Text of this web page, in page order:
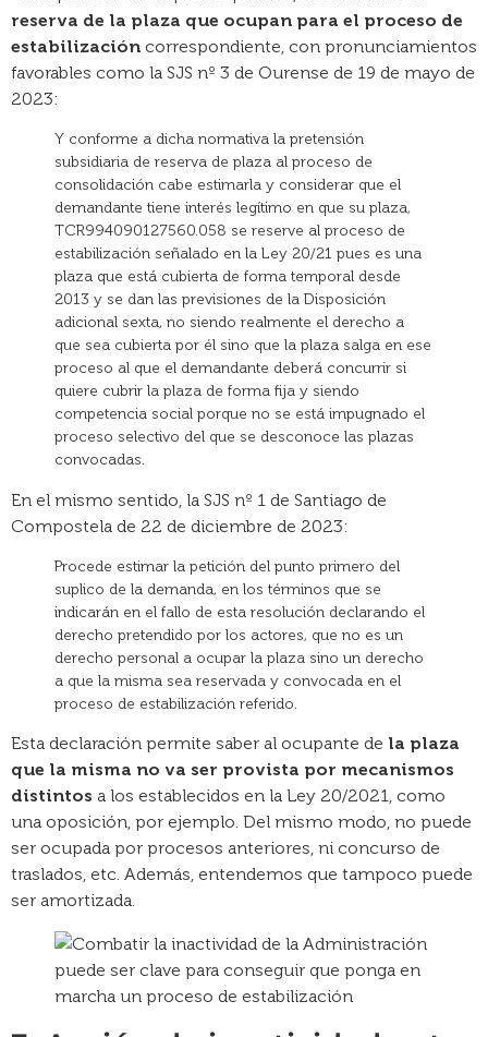
reserva de la plaza que ocupan para el proceso de
estabilización correspondiente, con pronunciamientos
favorables como la SJS nº 3 de Ourense de 19 de mayo de
2023:
Y conforme a dicha normativa la pretensión
subsidiaria de reserva de plaza al proceso de
consolidación cabe estimarla y considerar que el
demandante tiene interés legítimo en que su plaza,
TCR994090127560.058 se reserve al proceso de
estabilización señalado en la Ley 20/21 pues es una
plaza que está cubierta de forma temporal desde
2013 y se dan las previsiones de la Disposición
adicional sexta, no siendo realmente el derecho a
que sea cubierta por él sino que la plaza salga en ese
proceso al que el demandante deberá concurrir si
quiere cubrir la plaza de forma fija y siendo
competencia social porque no se está impugnado el
proceso selectivo del que se desconoce las plazas
convocadas.
En el mismo sentido, la SJS nº 1 de Santiago de
Compostela de 22 de diciembre de 2023:
Procede estimar la petición del punto primero del
suplico de la demanda, en los términos que se
indicarán en el fallo de esta resolución declarando el
derecho pretendido por los actores, que no es un
derecho personal a ocupar la plaza sino un derecho
a que la misma sea reservada y convocada en el
proceso de estabilización referido.
Esta declaración permite saber al ocupante de la plaza
que la misma no va ser provista por mecanismos
distintos a los establecidos en la Ley 20/2021, como
una oposición, por ejemplo. Del mismo modo, no puede
ser ocupada por procesos anteriores, ni concurso de
traslados, etc. Además, entendemos que tampoco puede
ser amortizada.